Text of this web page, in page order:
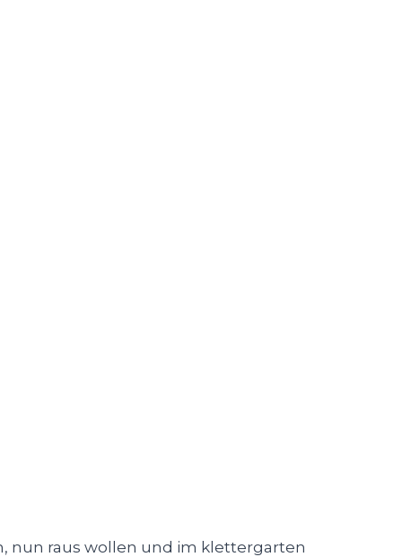
nun raus wollen und im klettergarten